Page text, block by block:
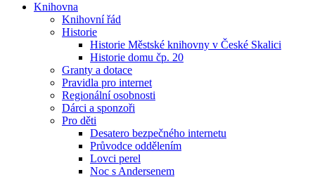
Knihovna
Knihovní řád
Historie
Historie Městské knihovny v České Skalici
Historie domu čp. 20
Granty a dotace
Pravidla pro internet
Regionální osobnosti
Dárci a sponzoři
Pro děti
Desatero bezpečného internetu
Průvodce oddělením
Lovci perel
Noc s Andersenem